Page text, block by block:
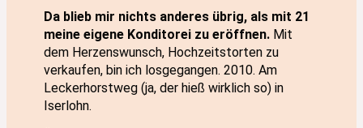
Da blieb mir nichts anderes übrig, als mit 21
meine eigene Konditorei zu eröffnen. Mit
dem Herzenswunsch, Hochzeitstorten zu
verkaufen, bin ich losgegangen. 2010. Am
Leckerhorstweg (ja, der hieß wirklich so) in
Iserlohn.